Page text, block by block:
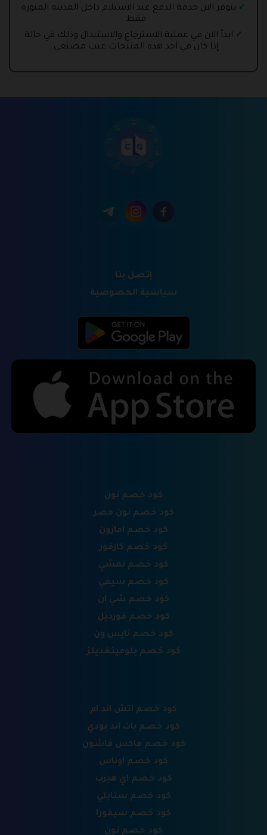
يتوفر الان خدمة الدفع عند الاستلام داخل المدينه المنوره
فقط .
ابدأ الان في عملية الاسترجاع والاستبدال وذلك في حالة
إذا كان في أحد هذه المنتجات عيب مصنعي .
إتصل بنا
سياسية الخصوصية
كود خصم نون
كود خصم نون مصر
كود خصم امازون
كود خصم كارفور
كود خصم نمشي
كود خصم سيفي
كود خصم شي ان
كود خصم فورديل
كود خصم نايس ون
كود خصم بلومينغديلز
كود خصم اتش اند ام
كود خصم باث اند بودي
كود خصم ماكس فاشون
كود خصم اوناس
كود خصم اي هيرب
كود خصم ستايلي
كود خصم سيفورا
كود خصم نون